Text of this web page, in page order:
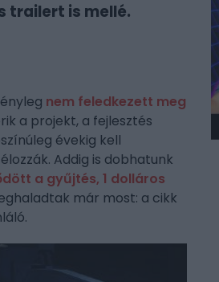
trailert is mellé.
nem feledkezett meg
a projekt, a fejlesztés
évekig kell
Addig is dobhatunk
a gyűjtés, 1 dolláros
már most: a cikk